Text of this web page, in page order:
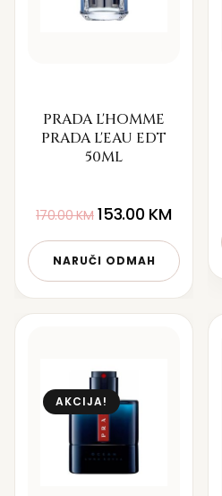
PRADA L'HOMME
PRADA L'EAU EDT
50ML
170.00KM 153.00 KM
NARUČI ODMAH
AKCIJA!